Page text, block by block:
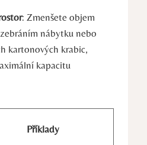
: Zmenšete objem
nábytku nebo
kartonových krabic,
kapacitu
Příklady